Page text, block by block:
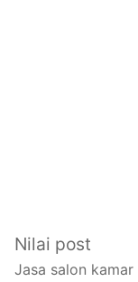
Nilai post
Jasa salon